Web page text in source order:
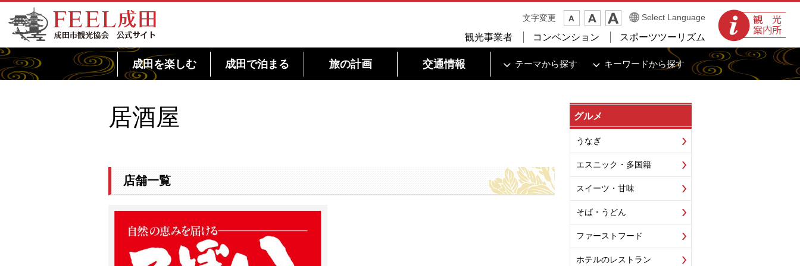
FEEL成田 成田市観光協会 公式サイト
観光案内所
文字変更 Select Language
観光事業者 コンベンション スポーツツーリズム
成田を楽しむ 成田で泊まる 旅の計画 交通情報 テーマから探す キーワードから探す
居酒屋
店舗一覧
グルメ
うなぎ
エスニック・多国籍
スイーツ・甘味
そば・うどん
ファーストフード
ホテルのレストラン